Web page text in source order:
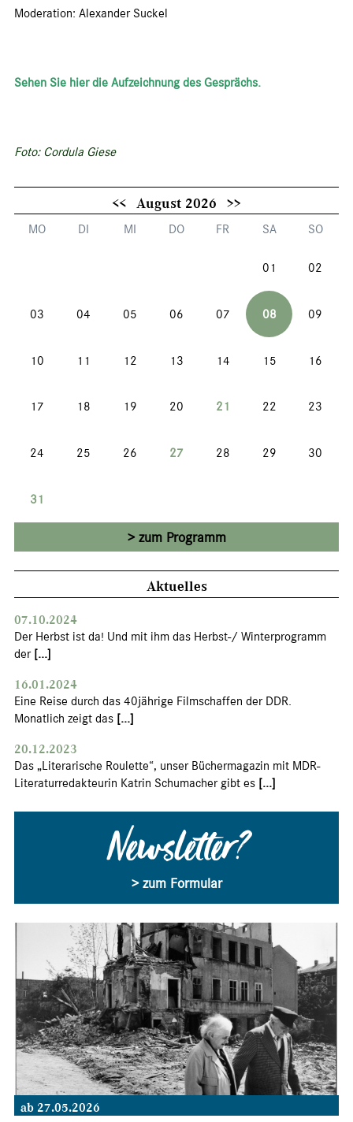
Moderation: Alexander Suckel
Sehen Sie hier die Aufzeichnung des Gesprächs.
Foto: Cordula Giese
<< August 2026 >>
MO DI MI DO FR SA SO
01 02
03 04 05 06 07 08 09
10 11 12 13 14 15 16
17 18 19 20 21 22 23
24 25 26 27 28 29 30
31
zum Programm
Aktuelles
07.10.2024
Der Herbst ist da! Und mit ihm das Herbst-/ Winterprogramm
der [...]
16.01.2024
Eine Reise durch das 40jährige Filmschaffen der DDR.
Monatlich zeigt das [...]
20.12.2023
Das „Literarische Roulette“, unser Büchermagazin mit MDR-
Literaturredakteurin Katrin Schumacher gibt es [...]
Newsletter?
> zum Formular
ab 27.05.2026